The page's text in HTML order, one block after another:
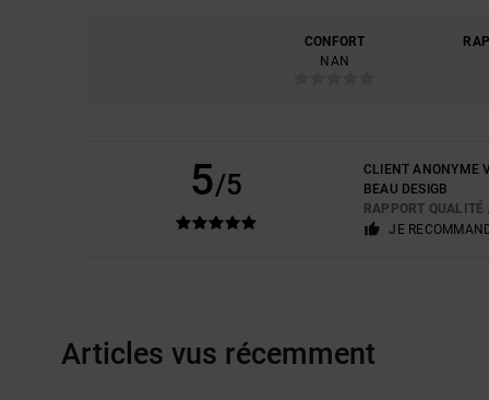
CONFORT
NAN
5/5 CLIENT ANONYME
BEAU DESIGB
RAPPORT QUALITÉ
JE
Articles vus récemment